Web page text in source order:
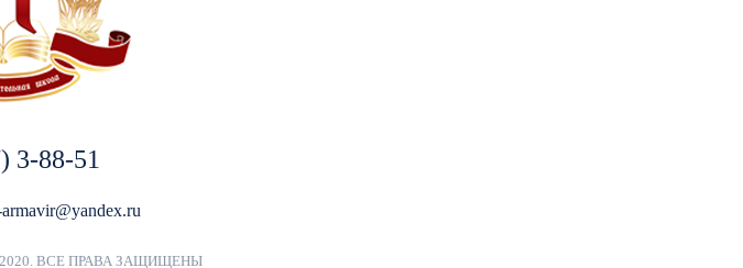
3-88-51
ВСЕ ПРАВА ЗАЩИЩЕНЫ